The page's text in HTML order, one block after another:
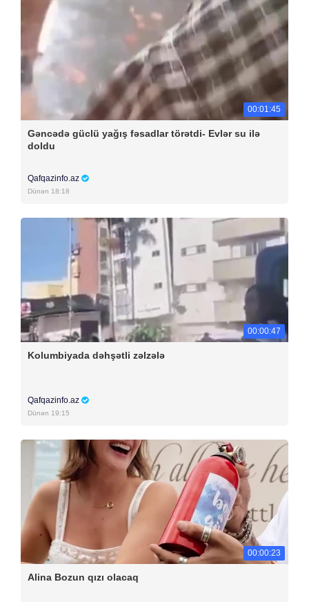
00:01:45
Gəncədə güclü yağış fəsadlar törətdi- Evlər su ilə
doldu
Qafqazinfo.az
Dünən 18:18
00:00:47
Kolumbiyada dəhşətli zəlzələ
Qafqazinfo.az
Dünən 19:15
00:00:23
Alina Bozun qızı olacaq